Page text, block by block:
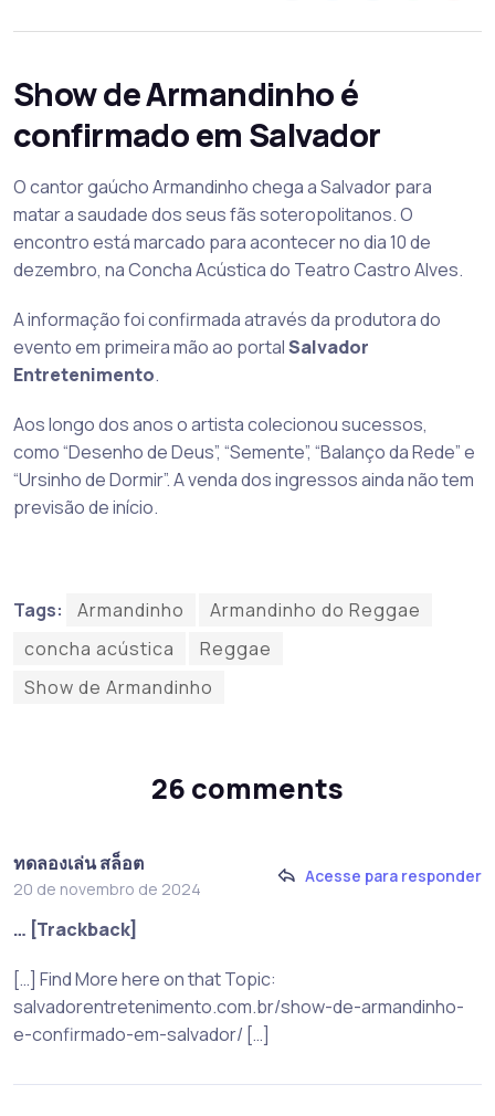
Show de Armandinho é
confirmado em Salvador
O cantor gaúcho Armandinho chega a Salvador para
matar a saudade dos seus fãs soteropolitanos. O
encontro está marcado para acontecer no dia 10 de
dezembro, na Concha Acústica do Teatro Castro Alves.
A informação foi confirmada através da produtora do
evento em primeira mão ao portalSalvador
Entretenimento.
Aos longo dos anos o artista colecionou sucessos,
como “Desenho de Deus”, “Semente”, “Balanço da Rede” e
“Ursinho de Dormir”. A venda dos ingressos ainda não tem
previsão de início.
Tags: Armandinho
Armandinho do Reggae
concha acústica
Reggae
Show de Armandinho
26 comments
ทดลองเล่น สล็อต
20 de novembro de 2024
Acesse para responder
… [Trackback]
[…] Find More here on that Topic:
salvadorentretenimento.com.br/show-de-armandinho-
e-confirmado-em-salvador/ […]